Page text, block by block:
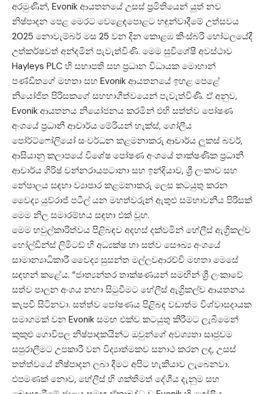
අරමුණින්, Evonik ආයතනයේ උසස් ප්‍රමිතියෙන් යුත් නව
නිෂ්පාදන පෙළ මෙරට වෙළෙඳපොළට හඳුන්වාදීමේ උත්සවය
2025 නොවැම්බර් මස 25 වන දින කොළඹ කිංස්බරි හෝටලයේදී
උත්කර්ෂවත් අන්දමින් පැවැත්විණි. මෙම සුවිශේෂී අවස්ථාව
Hayleys PLC හි සභාපති සහ ප්‍රධාන විධායක මොහාන්
පණ්ඩිතගේ මහතා සහ Evonik ආයතනයේ ඉහළ පෙළේ
නියෝජිත පිරිසකගේ සහභාගීත්වයෙන් පැවැත්විණි. ඒ අනුව,
Evonik ආයතනය නියෝජනය කරමින් එහි සත්ත්ව පෝෂණ
අංශයේ ප්‍රධානී ආචාර්ය මේරියන් හැක්ස්, ගෝලීය
පෝර්ට්ෆෝලියෝ සංවර්ධන කළමනාකරු ආචාර්ය ලූකස් බවර්,
ආසියානු කලාපයේ විශේෂ පෝෂණ අංශයේ තාක්ෂණික ප්‍රධානී
ආචාර්ය ගිරිෂ් චන්නරායපටානා සහ ඉන්දියාව, ශ්‍රී ලංකාව සහ
නේපාලය සඳහා ව්‍යාපාර කළමනාකරු ලෙස කටයුතු කරන
වෛද්‍ය යුව්රාජ් පටීල් යන මහත්වරුන් ඇතුළු සම්භාවනීය පිරිසක්
මෙම නිල සමාරම්භය සඳහා එක් වූහ.
මෙම හවුල්කාරිත්වය පිළිබඳව අදහස් දක්වමින් හේලීස් ඇග්‍රිකල්ච
හෝල්ඩින්ස් ලිමිටඩ් හි අධ්‍යක්ෂ හා සත්ව සෞඛ්‍ය අංශයේ
සාමාන්‍යාධිකාරී වෛද්‍ය සුසන්ත මල්ලවආරච්චි මහතා මෙසේ
සඳහන් කළේය. “ජාත්‍යන්තර තාක්ෂණයන් සමඟින් ශ්‍රී ලංකාවේ
සත්ව පාලන අංශය නඟා සිටුවීමට හේලීස් ඇග්‍රිකල්ච ආයතනය
කැපවී සිටිනවා. සත්ත්ව පෝෂණය පිළිබඳ වඩාත්ම විශ්වාසදායක
සමාගමක් වන Evonik සමඟ එක්ව කටයුතු කිරීමට ලැබීමෙන්
කුකුළු ගොවිපල නිෂ්පාදකයින්ට ඔවුන්ගේ අවශ්‍යතා සෘජුවම
සපුරාලීමට උපකාරී වන විද්‍යාත්මකව සනාථ කරන ලද, උසස්
තත්ත්වයේ නිෂ්පාදන ලබා දීමට අපිට හැකියාව ලැබෙනවා.
එපමණක් නොව, හේලීස් හි ශක්තිමත් දේශීය දැනුම සහ